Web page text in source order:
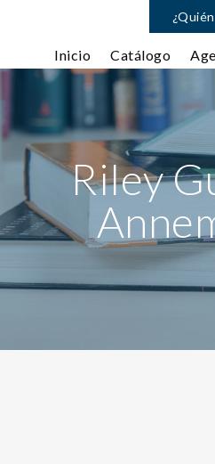
Inicio Catálogo
Riley